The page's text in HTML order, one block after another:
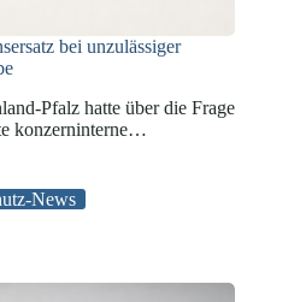
bei unzulässiger
Pfalz hatte über die Frage
konzerninterne…
News